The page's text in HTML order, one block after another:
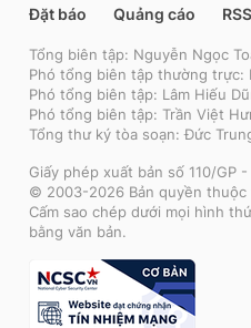
Đặt báo Quảng cáo RSS
Tổng biên tập: Nguyễn Ngọc
Phó tổng biên tập thường trực:
Phó tổng biên tập: Lâm Hiếu
Phó tổng biên tập: Trần Việt
Tổng thư ký tòa soạn: Đức
Giấy phép xuất bản số 110/GP
© 2003-2026 Bản quyền thuộc
Cấm sao chép dưới mọi hình
bằng văn bản.